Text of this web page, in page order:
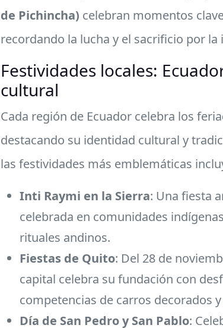
de Pichincha) celebran momentos
recordando la lucha y el sacrificio por la
Festividades locales:
cultural
Cada región de Ecuador celebra los
destacando su identidad cultural y
las festividades más emblemáticas
Inti Raymi en la Sierra: Una fiesta
celebrada en comunidades
rituales andinos.
Fiestas de Quito: Del 28 de
capital celebra su fundación con
competencias de carros decorados
Día de San Pedro y San Pablo: